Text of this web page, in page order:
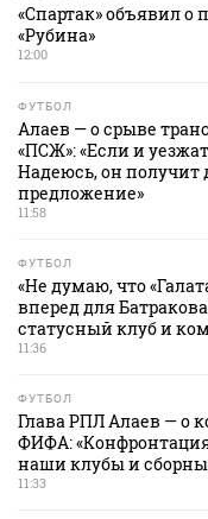
«Спартак» объявил о
«Рубина»
12:00
ФУТБОЛ
Алаев — о срыве
«ПСЖ»: «Если и
Надеюсь, он получит
предложение»
11:58
ФУТБОЛ
«Не думаю, что
вперед для
статусный клуб и
11:36
ФУТБОЛ
Глава РПЛ Алаев — о
ФИФА:
наши клубы и
11:33